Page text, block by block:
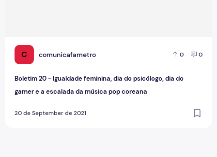
C comunicafametro 0 0
Boletim 20 - Igualdade feminina, dia do psicólogo, dia do
gamer e a escalada da música pop coreana
20 de September de 2021